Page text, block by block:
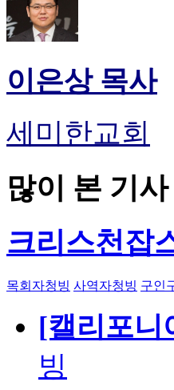
이은상 목사
세미한교회
많이 본 기사
크리스천잡
목회자청빙 사역자청빙 구인
[캘리포니
빙